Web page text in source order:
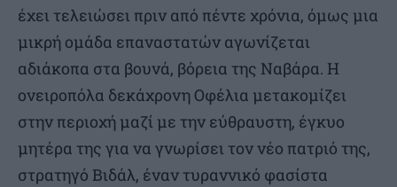
έχει τελειώσει πριν από πέντε χρόνια, όμως μια
μικρή ομάδα επαναστατών αγωνίζεται
αδιάκοπα στα βουνά, βόρεια της Ναβάρα. Η
ονειροπόλα δεκάχρονη Οφέλια μετακομίζει
στην περιοχή μαζί με την εύθραυστη, έγκυο
μητέρα της για να γνωρίσει τον νέο πατριό της,
στρατηγό Βιδάλ, έναν τυραννικό φασίστα